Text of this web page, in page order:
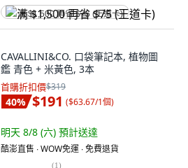
满 $1,500 再省 $75 (王道卡)
CAVALLINI&CO. 口袋筆記本, 植物圖
鑑 青色 + 米黃色, 3本
首購折扣價$319
40% $191 ($63.67/1個)
明天 8/8 (六) 預計送達
酷澎直售 ∙ WOW免運 ∙ 免費退貨
(1)